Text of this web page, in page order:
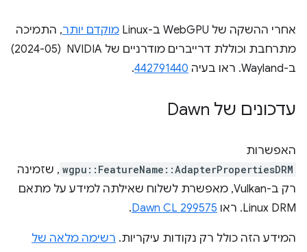
אחרי ההשקה של WebGPU ב-Linux מוקדם יותר, התמיכה
מתרחבת וכוללת דרייברים מודרניים של NVIDIA ‏ (2024-05)
ב-Wayland. ראו בעיה
442791440
.
עדכונים של Dawn
האפשרות
wgpu::FeatureName::AdapterPropertiesDRM , שזמינה
רק ב-Vulkan, מאפשרת לשלוח שאילתה למידע על מתאם
Linux DRM. ראו
Dawn CL 299575
.
המידע הזה כולל רק נקודות עיקריות. רשימה מלאה של